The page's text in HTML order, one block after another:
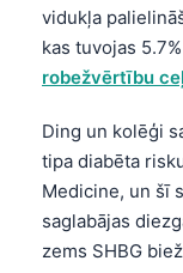
vidukļa
kas tuvojas
robežvērtību
Ding un kolēģi
tipa diabēta
Medicine, un šī
saglabājas
zems SHBG
Монгол
ພາສາລາວ
Basa Jawa
Cebuano
Кыргызча
Татар теле